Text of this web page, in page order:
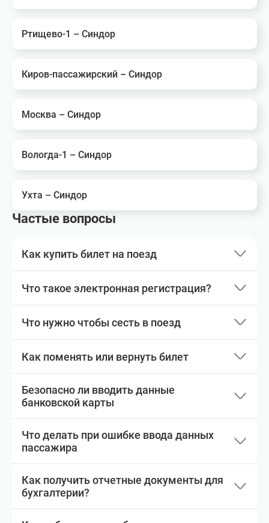
Ртищево-1 – Синдор
Киров-пассажирский – Синдор
Москва – Синдор
Вологда-1 – Синдор
Ухта – Синдор
Частые вопросы
Как купить билет на поезд
Что такое электронная регистрация?
Что нужно чтобы сесть в поезд
Как поменять или вернуть билет
Безопасно ли вводить данные
банковской карты
Что делать при ошибке ввода данных
пассажира
Как получить отчетные документы для
бухгалтерии?